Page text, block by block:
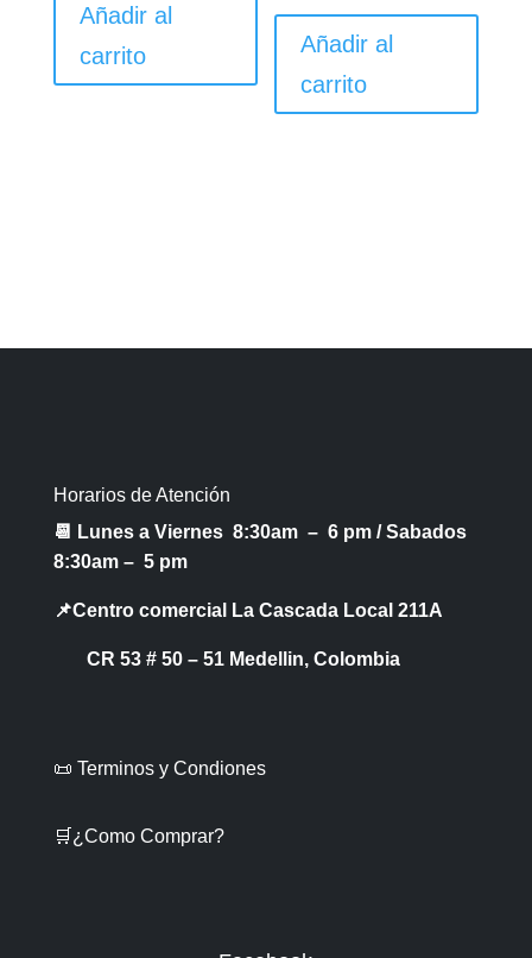
Añadir al
carrito
Añadir al
carrito
Horarios de Atención
📆 Lunes a Viernes 8:30am – 6 pm /Sabados
8:30am – 5 pm
📌Centro comercial La Cascada Local 211A
CR 53 # 50 – 51 Medellin, Colombia
📜 Terminos y Condiones
🛒¿Como Comprar?